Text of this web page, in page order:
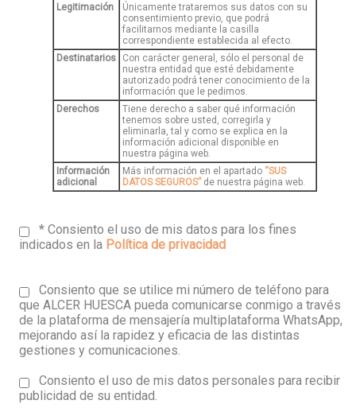
Legitimación
Únicamente trataremos sus datos con su
consentimiento previo, que podrá
facilitarnos mediante la casilla
correspondiente establecida al efecto.
Destinatarios
Con carácter general, sólo el personal de
nuestra entidad que esté debidamente
autorizado podrá tener conocimiento de la
información que le pedimos.
Derechos
Tiene derecho a saber qué información
tenemos sobre usted, corregirla y
eliminarla, tal y como se explica en la
información adicional disponible en
nuestra página web.
Información
adicional
Más información en el apartado “SUS
DATOS SEGUROS”de nuestra página web.
* Consiento el uso de mis datos para los fines
indicados en la Política de privacidad
Consiento que se utilice mi número de teléfono para
que ALCER HUESCA pueda comunicarse conmigo a través
de la plataforma de mensajería multiplataforma WhatsApp,
mejorando así la rapidez y eficacia de las distintas
gestiones y comunicaciones.
Consiento el uso de mis datos personales para recibir
publicidad de su entidad.